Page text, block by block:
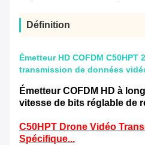
Définition
Émetteur HD COFDM C50HPT
transmission de données
Émetteur COFDM HD à
vitesse de bits réglable de
C50HPT Drone Vidéo
Spécifique...